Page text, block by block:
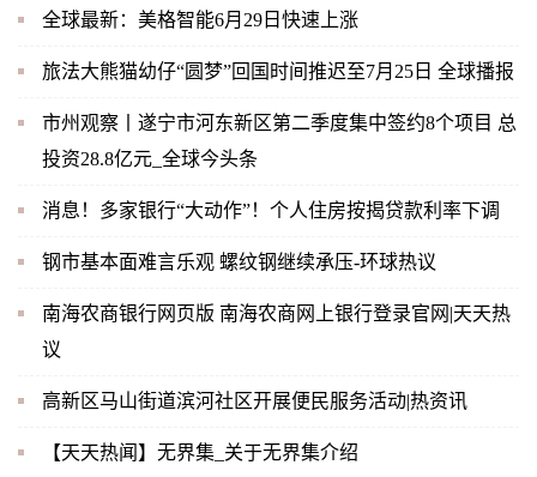
全球最新：美格智能6月29日快速上涨
旅法大熊猫幼仔“圆梦”回国时间推迟至7月25日 全球播报
市州观察丨遂宁市河东新区第二季度集中签约8个项目 总
投资28.8亿元_全球今头条
消息！多家银行“大动作”！个人住房按揭贷款利率下调
钢市基本面难言乐观 螺纹钢继续承压-环球热议
南海农商银行网页版 南海农商网上银行登录官网|天天热
议
高新区马山街道滨河社区开展便民服务活动|热资讯
【天天热闻】无界集_关于无界集介绍